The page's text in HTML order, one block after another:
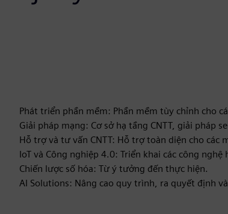
Phát triển phần mềm: Phần mềm tùy chỉnh cho
Giải pháp mạng: Cơ sở hạ tầng CNTT, giải pháp
Hỗ trợ và tư vấn CNTT: Hỗ trợ toàn diện cho các
IoT và Công nghiệp 4.0: Triển khai các công nghệ
Chiến lược số hóa: Từ ý tưởng đến thực hiện.
AI Solutions: Nâng cao quy trình, ra quyết định